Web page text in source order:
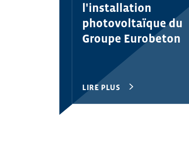
l'installation
photovoltaïque du
Groupe Eurobeton
LIRE PLUS